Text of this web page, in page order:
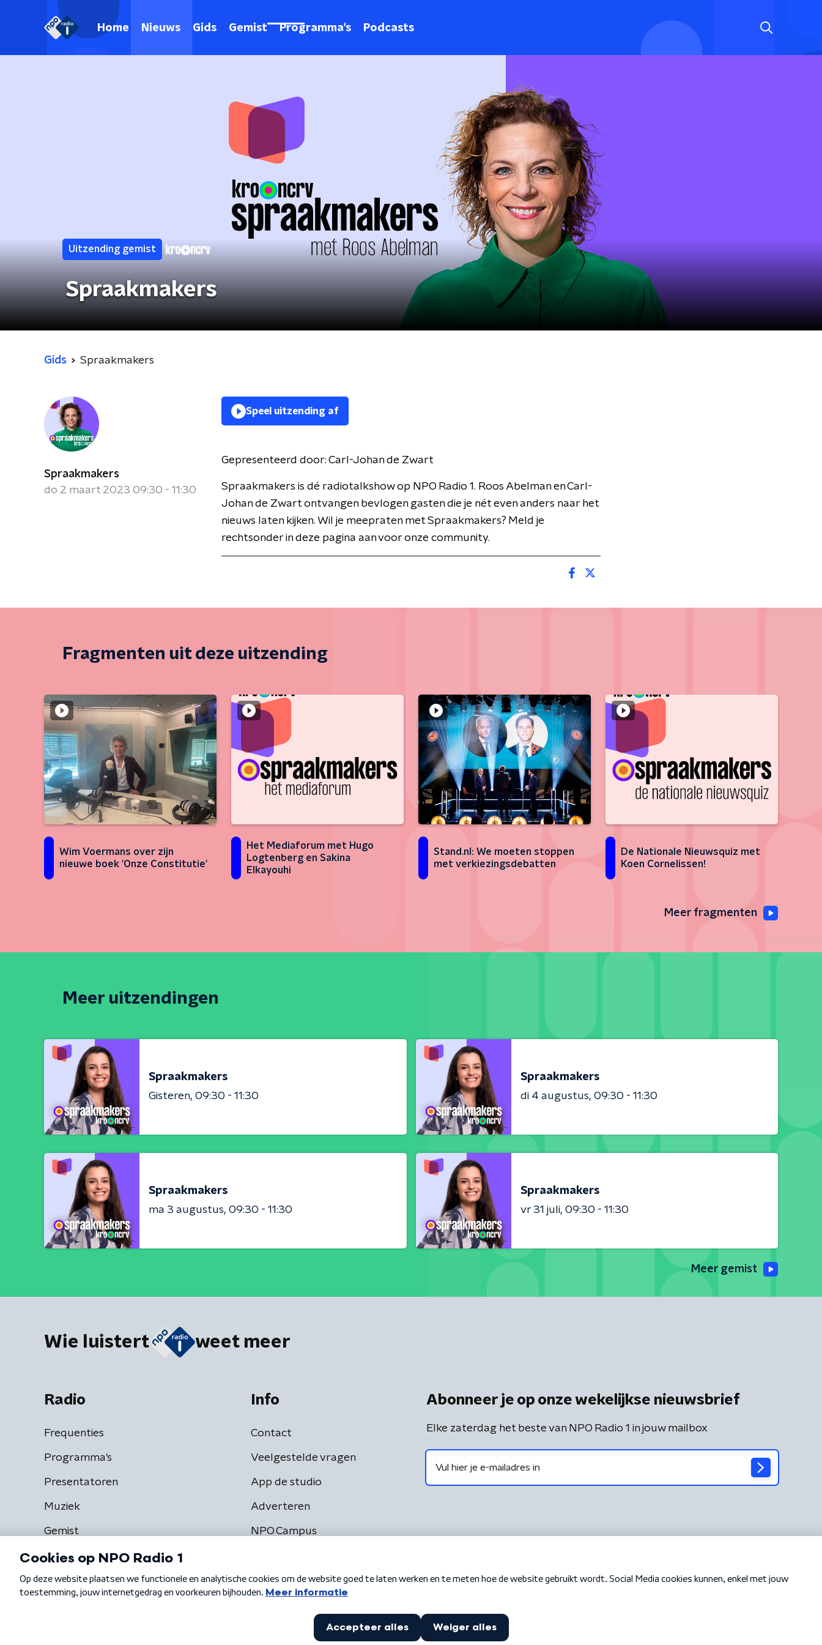
Home Nieuws Gids Gemist Programma's Podcasts
Uitzending gemist
Spraakmakers
Gids Spraakmakers
Spraakmakers
do 2 maart 2023 09:30 - 11:30
Speel uitzending af
Gepresenteerd door: Carl-Johan de Zwart
Spraakmakers is dé radiotalkshow op NPO Radio 1. Roos Abelman en Carl-
Johan de Zwart ontvangen bevlogen gasten die je nét even anders naar het
nieuws laten kijken. Wil je meepraten met Spraakmakers? Meld je
rechtsonder in deze pagina aan voor onze community.
Fragmenten uit deze uitzending
Wim Voermans over zijn
nieuwe boek 'Onze Constitutie'
Het Mediaforum met Hugo
Logtenberg en Sakina
Elkayouhi
Stand.nl: We moeten stoppen
met verkiezingsdebatten
De Nationale Nieuwsquiz met
Koen Cornelissen!
Meer fragmenten
Meer uitzendingen
Spraakmakers
Gisteren 09:30 - 11:30
Spraakmakers
di 4 augustus 09:30 - 11:30
Spraakmakers
ma 3 augustus 09:30 - 11:30
Spraakmakers
vr 31 juli 09:30 - 11:30
Meer gemist
Wie luistert weet meer
Radio
Frequenties
Programma's
Presentatoren
Muziek
Gemist
Info
Contact
Veelgestelde vragen
App de studio
Adverteren
NPO Campus
Abonneer je op onze wekelijkse nieuwsbrief
Elke zaterdag het beste van NPO Radio 1 in jouw mailbox
Algemene voorwaarden Privacybeleid